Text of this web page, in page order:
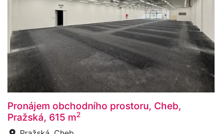
Pronájem obchodního prostoru, Cheb,
Pražská, 615 m2